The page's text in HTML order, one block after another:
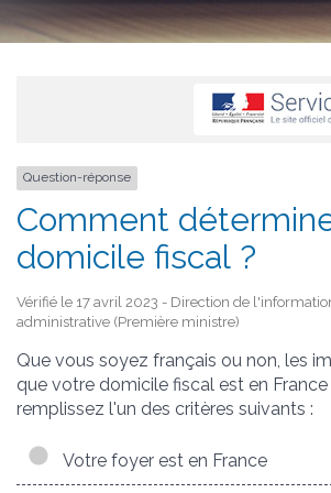
Question-réponse
Comment
domicile fiscal ?
Vérifié le 17 avril 2023 - Direction de
administrative (Première ministre)
Que vous soyez français ou non, les
que votre domicile fiscal est en France
remplissez l'un des critères suivants :
Votre foyer est en France